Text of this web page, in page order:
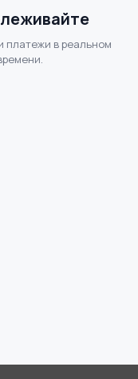
платежи в реальном